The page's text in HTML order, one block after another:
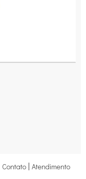
Contato Atendimento